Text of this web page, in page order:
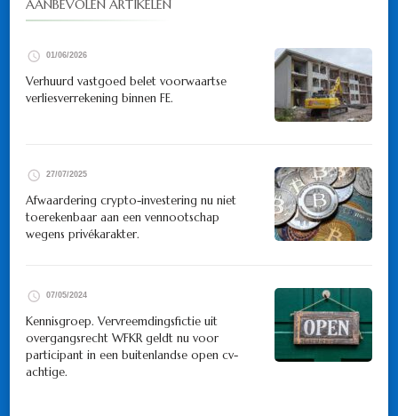
AANBEVOLEN ARTIKELEN
01/06/2026
Verhuurd vastgoed belet voorwaartse
verliesverrekening binnen FE.
27/07/2025
Afwaardering crypto-investering nu niet
toerekenbaar aan een vennootschap
wegens privékarakter.
07/05/2024
Kennisgroep. Vervreemdingsfictie uit
overgangsrecht WFKR geldt nu voor
participant in een buitenlandse open cv-
achtige.